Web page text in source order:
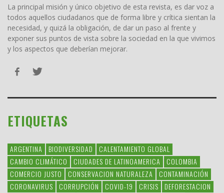
La principal misión y único objetivo de esta revista, es dar voz a
todos aquellos ciudadanos que de forma libre y crítica sientan la
necesidad, y quizá la obligación, de dar un paso al frente y
exponer sus puntos de vista sobre la sociedad en la que vivimos
y los aspectos que deberían mejorar.
ETIQUETAS
ARGENTINA BIODIVERSIDAD
CALENTAMIENTO GLOBAL
CAMBIO CLIMÁTICO
CIUDADES DE LATINOAMERICA
COLOMBIA
COMERCIO JUSTO
CONSERVACION NATURALEZA
CONTAMINACIÓN
CORONAVIRUS
CORRUPCIÓN COVID-19 CRISIS
DEFORESTACION